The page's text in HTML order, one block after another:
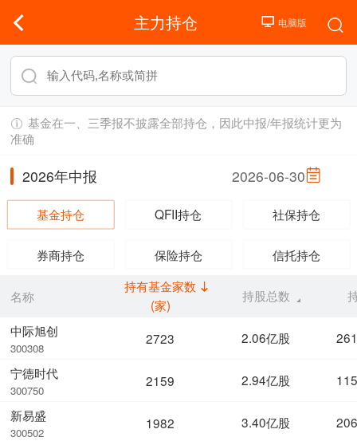
主力持仓
基金在一、三季报不披露全部持仓，因此中报/年报统计更为
准确
2026年中报 2026-06-30
基金持仓 QFII持仓 社保持仓
券商持仓 保险持仓 信托持仓
名称
中际旭创
300308
宁德时代
300750
新易盛
300502
持有基金家数
(家)
持股总数
2723 2.06亿股
2159 2.94亿股
1982 3.40亿股